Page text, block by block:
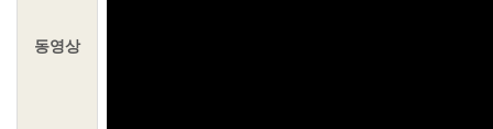
동영상